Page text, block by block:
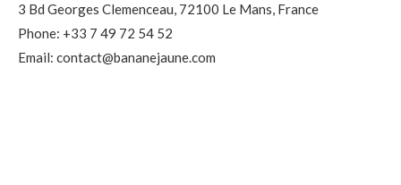
3 Bd Georges Clemenceau, 72100 Le Mans, France
Phone: +33 7 49 72 54 52
Email: contact@bananejaune.com